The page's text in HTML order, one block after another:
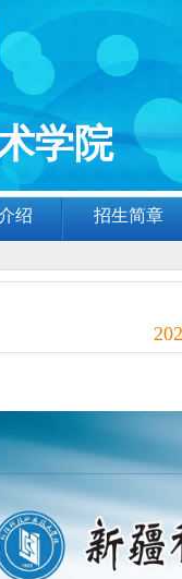
学院
绍 招生简章